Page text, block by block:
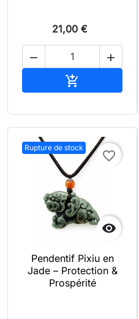
21,00 €
 

Rupture de stock

favorite_border
Pendentif Pixiu en
Jade – Protection &
Prospérité